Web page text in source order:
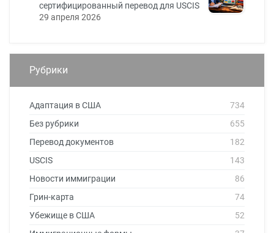
сертифицированный перевод для USCIS
29 апреля 2026
Рубрики
Адаптация в США
734
Без рубрики
655
Перевод документов
182
USCIS
143
Новости иммиграции
86
Грин-карта
74
Убежище в США
52